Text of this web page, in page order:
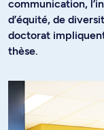
communication,
d’équité, de
doctorat
thèse.